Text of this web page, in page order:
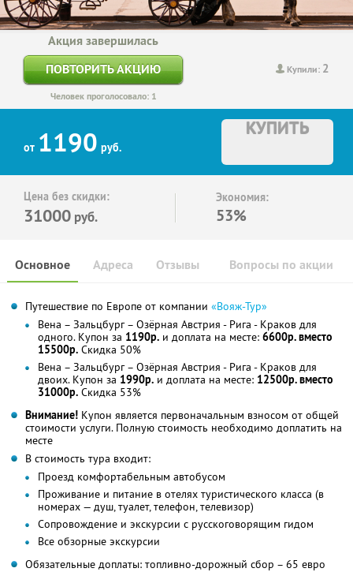
Купили: 2
Акция завершилась
ПОВТОРИТЬ АКЦИЮ
Человек проголосовало: 1
от 1190 руб.
КУПИТЬ
Цена без скидки:
31000 руб.
Экономия:
53%
Основное Отзывы Вопросы по акции
Адреса
Путешествие по Европе от компании «Вояж-Тур»
Вена – Зальцбург – Озёрная Австрия - Рига - Краков для
одного. Купон за 1190р. и доплата на месте: 6600р. вместо
15500р. Скидка 50%
Вена – Зальцбург – Озёрная Австрия - Рига - Краков для
двоих. Купон за 1990р. и доплата на месте: 12500р. вместо
31000р. Скидка 53%
Внимание! Купон является первоначальным взносом от общей
стоимости услуги. Полную стоимость необходимо доплатить на
месте
В стоимость тура входит:
Проезд комфортабельным автобусом
Проживание и питание в отелях туристического класса (в
номерах — душ, туалет, телефон, телевизор)
Сопровождение и экскурсии с русскоговорящим гидом
Все обзорные экскурсии
Обязательные доплаты: топливно-дорожный сбор – 65 евро